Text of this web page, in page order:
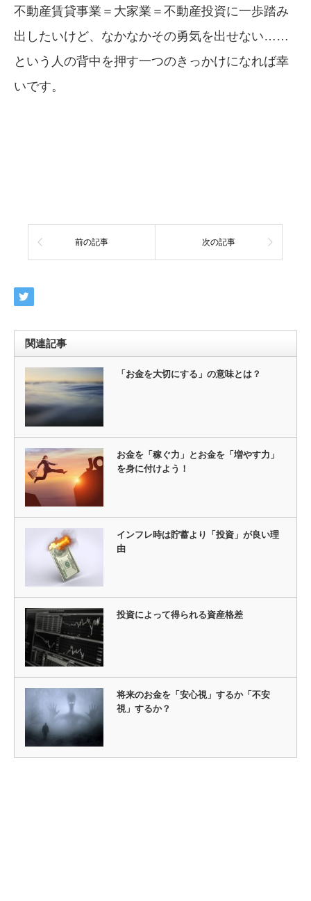
不動産賃貸事業＝大家業＝不動産投資に一歩踏み
出したいけど、なかなかその勇気を出せない……
という人の背中を押す一つのきっかけになれば幸
いです。
前の記事 次の記事
関連記事
「お金を大切にする」の意味とは？
お金を「稼ぐ力」とお金を「増やす力」
を身に付けよう！
インフレ時は貯蓄より「投資」が良い理
由
投資によって得られる資産格差
将来のお金を「安心視」するか「不安
視」するか？